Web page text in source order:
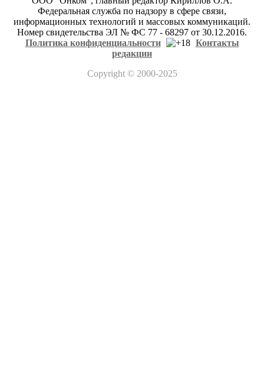
Федеральная служба по надзору в сфере связи,
информационных технологий и массовых коммуникаций.
Номер свидетельства ЭЛ № ФС 77 - 68297 от 30.12.2016.
Политика конфиденциальности
Контакты
редакции
Copyright© 2000-2025